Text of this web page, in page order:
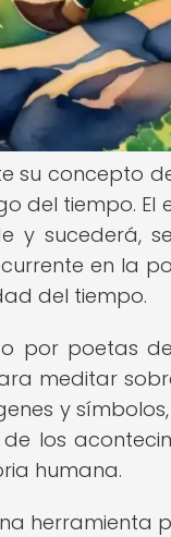
su concepto
del tiempo.
y sucederá,
en la
del tiempo.
por poetas
meditar
y
los
humana.